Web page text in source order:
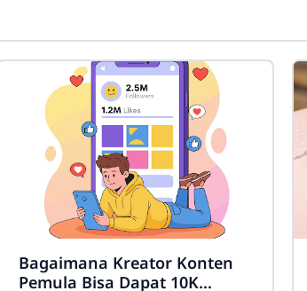
Bagaimana Kreator Konten
Pemula Bisa Dapat 10K